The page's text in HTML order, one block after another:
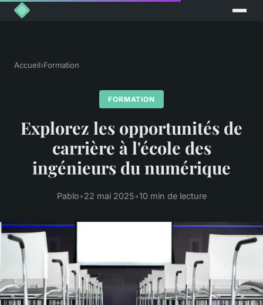
Accueil›Formation
FORMATION
Explorez les opportunités de
carrière à l'école des
ingénieurs du numérique
Pablo•22 mai 2025•10 min de lecture